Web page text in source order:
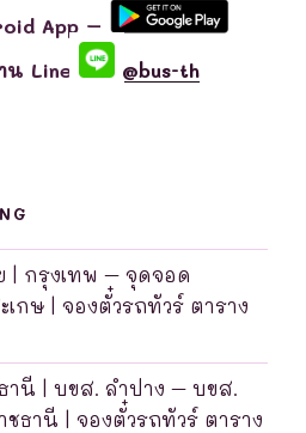
App –
น Line
@bus-th
| กรุงเทพ – จุดจอด
กษ | จองตั๋วรถทัวร์ ตาราง
านี | บขส. ลำปาง – บขส.
ธานี | จองตั๋วรถทัวร์ ตาราง